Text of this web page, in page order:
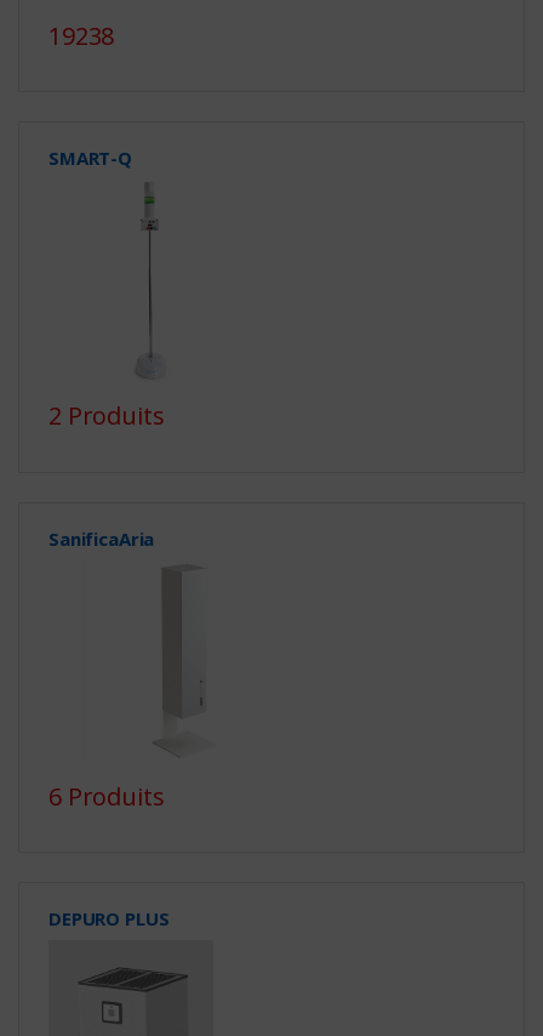
19238
SMART-Q
2 Produits
SanificaAria
6 Produits
DEPURO PLUS